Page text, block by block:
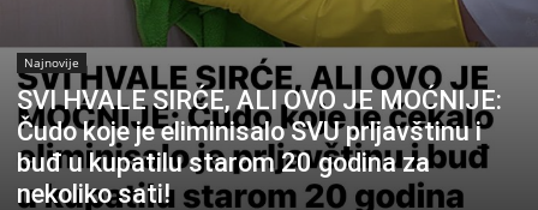
Najnovije
SVI HVALE SIRĆE, ALI OVO JE MOĆNIJE:
Čudo koje je eliminisalo SVU prljavštinu i
buđ u kupatilu starom 20 godina za
nekoliko sati!